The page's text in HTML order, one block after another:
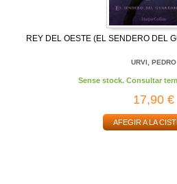
REY DEL OESTE (EL SENDERO DEL
URVI, PEDRO
Sense stock. Consultar
17,90 €
AFEGIR A LA